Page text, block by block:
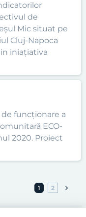
de
Mic situat pe
Cluj-Napoca
iniațiativa
funcționare a
ECO-
2020. Proiect
1 2